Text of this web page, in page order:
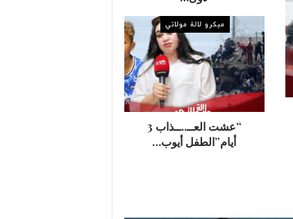
ميكرو لالة مولاتي
“عشت العــ..ــذاب 3
أيام”الطفل أيوب…